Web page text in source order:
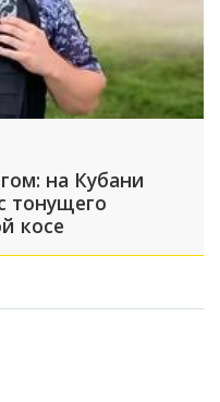
на Кубани
тонущего
косе